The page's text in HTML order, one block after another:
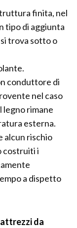
finita, nel
tipo di aggiunta
trova sotto o
conduttore di
nel caso
legno rimane
esterna.
alcun rischio
costruiti i
a dispetto
da